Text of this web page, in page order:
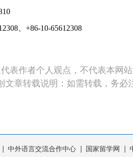
、+86-10-65612308
表作者个人观点，不代表本网站
章转载说明：如需转载，务必
中外语言交流合作中心 国家留学网